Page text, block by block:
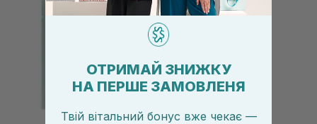
ОТРИМАЙ ЗНИЖКУ
НА ПЕРШЕ ЗАМОВЛЕНЯ
Твій вітальний бонус вже чекає —